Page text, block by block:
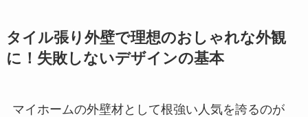
タイル張り外壁で理想のおしゃれな外観
に！失敗しないデザインの基本
マイホームの外壁材として根強い人気を誇るのが